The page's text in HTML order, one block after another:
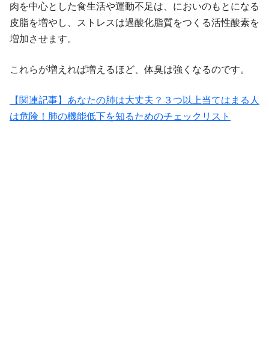
肉を中心とした食生活や運動不足は、においのもとになる
皮脂を増やし、ストレスは過酸化脂質をつくる活性酸素を
増加させます。
これらが増えれば増えるほど、体臭は強くなるのです。
【関連記事】あなたの肺は大丈夫？３つ以上当てはまる人
は危険！肺の機能低下を知るためのチェックリスト